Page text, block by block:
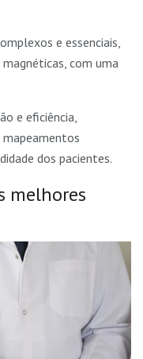
e essenciais,
com uma
e eficiência,
dos pacientes.
melhores